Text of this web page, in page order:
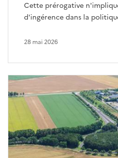
Cette prérogative
d'ingérence dans la
28 mai 2026